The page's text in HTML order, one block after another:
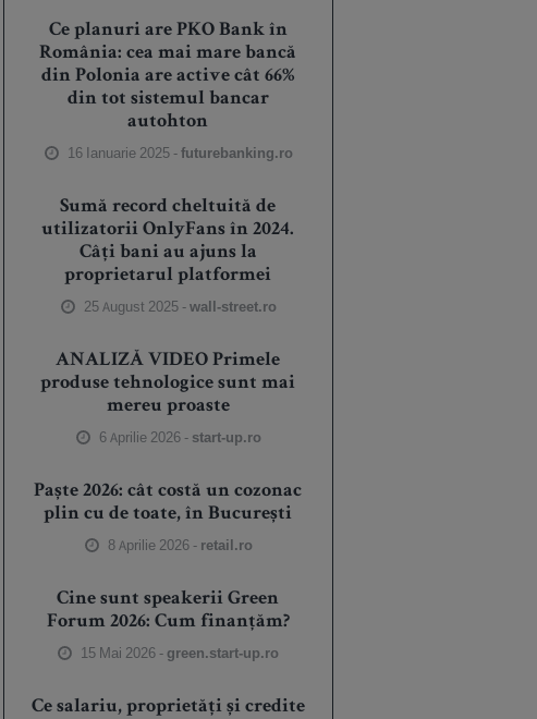
Ce planuri are PKO Bank în
România: cea mai mare bancă
din Polonia are active cât 66%
din tot sistemul bancar
autohton
16 Ianuarie 2025 -futurebanking.ro
Sumă record cheltuită de
utilizatorii OnlyFans în 2024.
Câți bani au ajuns la
proprietarul platformei
25 August 2025 -wall-street.ro
ANALIZĂ VIDEO Primele
produse tehnologice sunt mai
mereu proaste
6 Aprilie 2026 - start-up.ro
Paște 2026: cât costă un cozonac
plin cu de toate, în București
8 Aprilie 2026 - retail.ro
Cine sunt speakerii Green
Forum 2026: Cum finanțăm?
15 Mai 2026 - green.start-up.ro
Ce salariu, proprietăți și credite